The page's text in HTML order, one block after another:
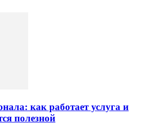
как работает услуга и
полезной